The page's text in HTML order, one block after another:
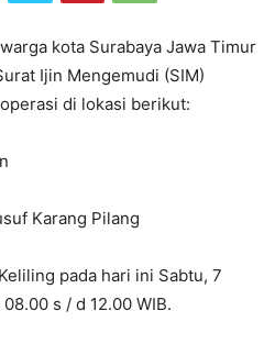
kota Surabaya Jawa Timur
Ijin Mengemudi (SIM)
di lokasi berikut:
Karang Pilang
pada hari ini Sabtu, 7
s / d 12.00 WIB.